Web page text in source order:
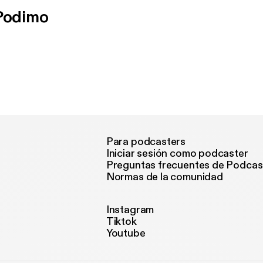
Para podcasters
Iniciar sesión como podcaster
Preguntas frecuentes de
Normas de la comunidad
Instagram
Tiktok
Youtube